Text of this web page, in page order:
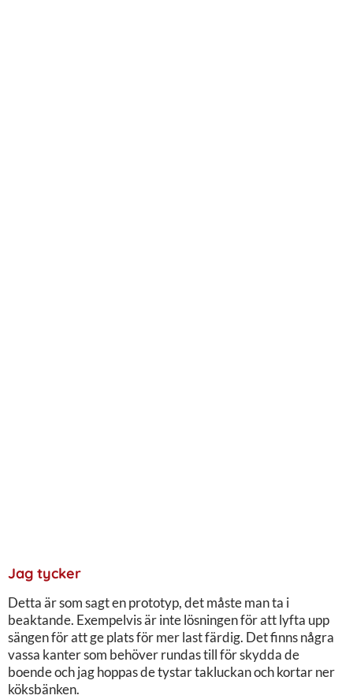
Jag tycker
Detta är som sagt en prototyp, det måste man ta i
beaktande. Exempelvis är inte lösningen för att lyfta upp
sängen för att ge plats för mer last färdig. Det finns några
vassa kanter som behöver rundas till för skydda de
boende och jag hoppas de tystar takluckan och kortar ner
köksbänken.